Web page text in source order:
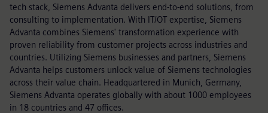
tech stack, Siemens Advanta delivers end-to-end solutions, from
consulting to implementation. With IT/OT expertise, Siemens
Advanta combines Siemens' transformation experience with
proven reliability from customer projects across industries and
countries. Utilizing Siemens businesses and partners, Siemens
Advanta helps customers unlock value of Siemens technologies
across their value chain. Headquartered in Munich, Germany,
Siemens Advanta operates globally with about 1000 employees
in 18 countries and 47 offices.